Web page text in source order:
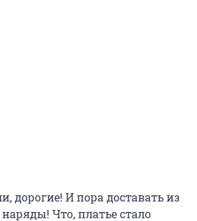
дорогие! И пора доставать из
Что, платье стало